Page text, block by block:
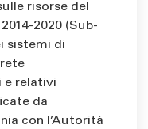
risorse del
2020 (Sub-
sistemi di
e relativi
da
con l’Autorità